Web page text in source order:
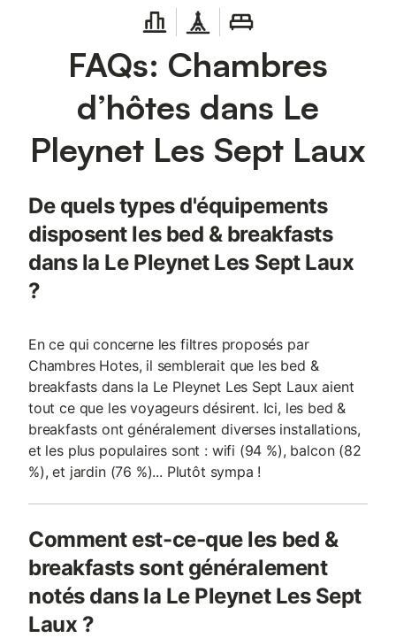
FAQs: Chambres
d’hôtes dans Le
Pleynet Les Sept Laux
De quels types d'équipements
disposent les bed & breakfasts
dans la Le Pleynet Les Sept Laux
?
En ce qui concerne les filtres proposés par
Chambres Hotes, il semblerait que les bed &
breakfasts dans la Le Pleynet Les Sept Laux aient
tout ce que les voyageurs désirent. Ici, les bed &
breakfasts ont généralement diverses installations,
et les plus populaires sont : wifi (94 %), balcon (82
%), et jardin (76 %)... Plutôt sympa !
Comment est-ce-que les bed &
breakfasts sont généralement
notés dans la Le Pleynet Les Sept
Laux ?